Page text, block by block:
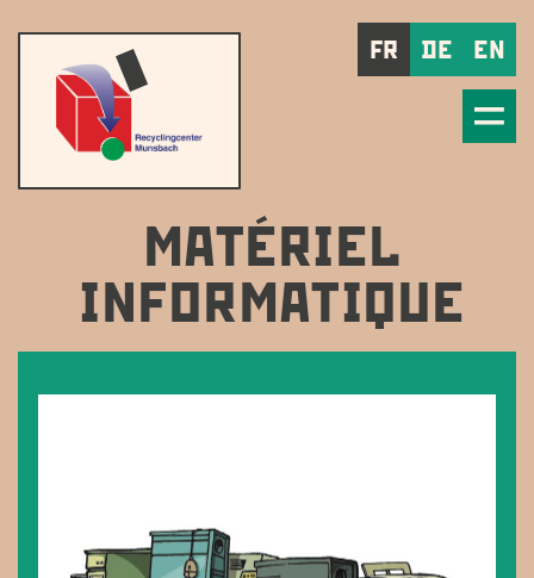
FR DE EN
MATÉRIEL
INFORMATIQUE